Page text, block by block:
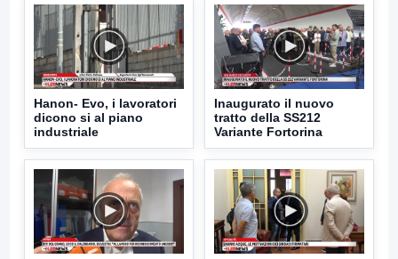
Hanon- Evo, i lavoratori
dicono si al piano
industriale
Inaugurato il nuovo
tratto della SS212
Variante Fortorina